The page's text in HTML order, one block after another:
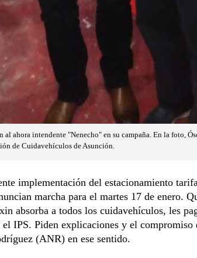
al ahora intendente "Nenecho" en su campaña. En la foto,
de Cuidavehículos de Asunción.
implementación del estacionamiento
marcha para el martes 17 de enero.
absorba a todos los cuidavehículos, les
IPS. Piden explicaciones y el compromiso
(ANR) en ese sentido.